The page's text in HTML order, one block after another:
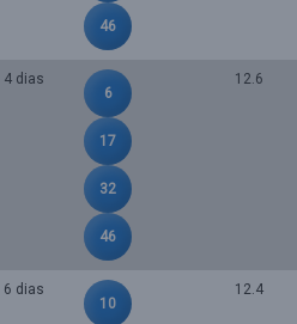
46
4 dias
6
17
32
46
12.6
6 dias
10
12.4